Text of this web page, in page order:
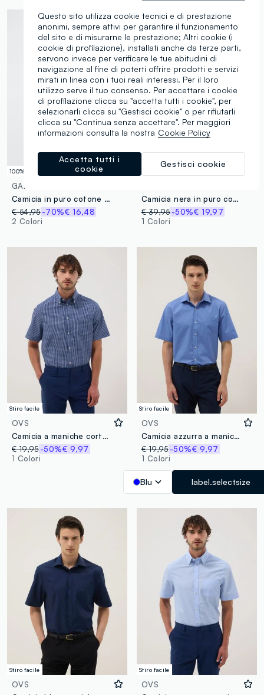
100% Cotone
GAP
Camicia in puro cotone multicolor a quadri
€ 54,95-70%€ 16,48
2 Colori
Camicia nera in puro cotone a maniche corte over fit
€ 39,95 -50%€ 19,97
1 Colori
Stiro facile
OVS
Camicia a maniche corte blu con quadri regular fit easy iron
€ 19,95-50%€ 9,97
1 Colori
Stiro facile
OVS
Camicia azzurra a maniche corte con colletto classico
€ 19,95 -50%€ 9,97
1 Colori
Blu label.selectsize
Stiro facile
OVS
Stiro facile
OVS
Questo sito utilizza cookie tecnici e di prestazione
anonimi, sempre attivi per garantire il funzionamento
del sito e di misurarne le prestazione; Altri cookie (i
cookie di profilazione), installati anche da terze parti,
servono invece per verificare le tue abitudini di
navigazione al fine di poterti offrire prodotti e servizi
mirati in linea con i tuoi reali interessi. Per il loro
utilizzo serve il tuo consenso. Per accettare i cookie
di profilazione clicca su "accetta tutti i cookie", per
selezionarli clicca su "Gestisci cookie" o per rifiutarli
clicca su "Continua senza accettare". Per maggiori
informazioni consulta la nostra Cookie Policy
Gestisci cookie
Accetta tutti i
cookie